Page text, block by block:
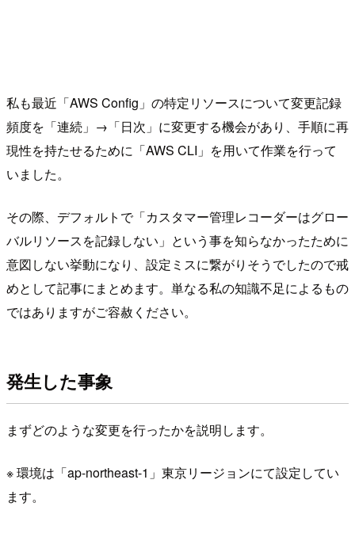
私も最近「AWS Config」の特定リソースについて変更記録
頻度を「連続」→「日次」に変更する機会があり、手順に再
現性を持たせるために「AWS CLI」を用いて作業を行って
いました。
その際、デフォルトで「カスタマー管理レコーダーはグロー
バルリソースを記録しない」という事を知らなかったために
意図しない挙動になり、設定ミスに繋がりそうでしたので戒
めとして記事にまとめます。単なる私の知識不足によるもの
ではありますがご容赦ください。
発生した事象
まずどのような変更を行ったかを説明します。
※ 環境は「ap-northeast-1」東京リージョンにて設定してい
ます。